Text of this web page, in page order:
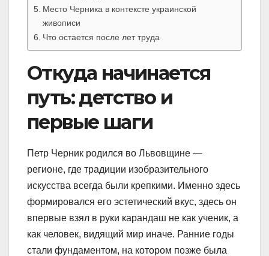
Место Черника в контексте украинской
живописи
Что остается после лет труда
Откуда начинается
путь: детство и
первые шаги
Петр Черник родился во Львовщине —
регионе, где традиции изобразительного
искусства всегда были крепкими. Именно здесь
формировался его эстетический вкус, здесь он
впервые взял в руки карандаш не как ученик, а
как человек, видящий мир иначе. Ранние годы
стали фундаментом, на котором позже была